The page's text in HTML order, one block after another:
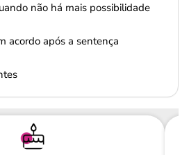
não há mais possibilidade
acordo após a sentença